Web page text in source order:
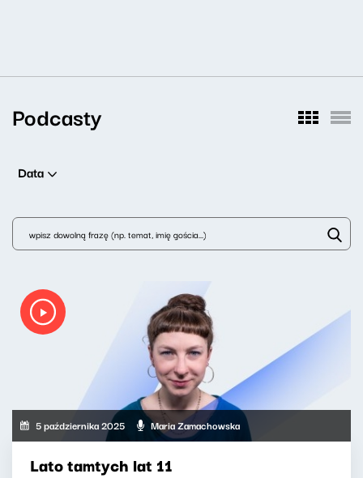
Podcasty
Data
5 października 2025 Maria Zamachowska
Lato tamtych lat 11